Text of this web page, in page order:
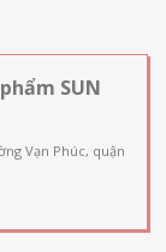
SUN
Vạn Phúc, quận